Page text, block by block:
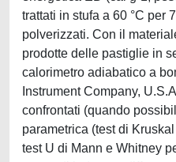
trattati in stufa a 60 °C per
polverizzati. Con il
prodotte delle pastiglie in
calorimetro adiabatico a
Instrument Company,
confrontati (quando
parametrica (test di
test U di Mann e Whitney